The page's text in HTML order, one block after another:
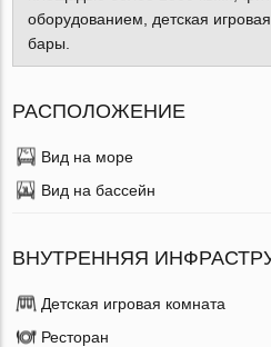
оборудованием, детская
бары.
РАСПОЛОЖЕНИЕ
Вид на море
Вид на бассейн
ВНУТРЕННЯЯ
Детская игровая комната
Ресторан